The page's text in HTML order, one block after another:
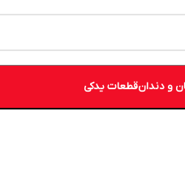
و دندانقطعات یدکی